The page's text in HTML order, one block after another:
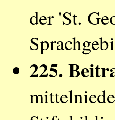
der 'St.
225.